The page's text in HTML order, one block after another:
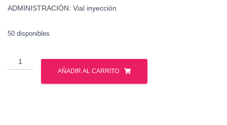
ADMINISTRACIÓN: Vial inyección
50 disponibles
Sostenon
-
Testosterona
AÑADIR AL CARRITO